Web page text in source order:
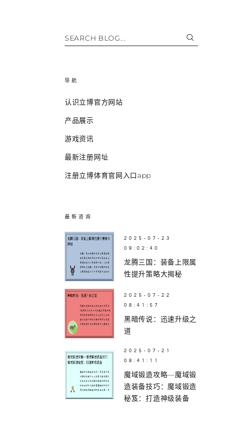
SEARCH BLOG...
导航
认识立博官方网站
产品展示
游戏资讯
最新注册网址
注册立博体育官网入口app
最新咨询
2025-07-23
09:02:40
龙腾三国：装备上限属
性提升策略大揭秘
2025-07-22
08:41:57
黑暗传说：迅速升级之
道
2025-07-21
08:41:11
魔域锻造攻略—魔域锻
造装备技巧：魔域锻造
秘笈：打造神级装备